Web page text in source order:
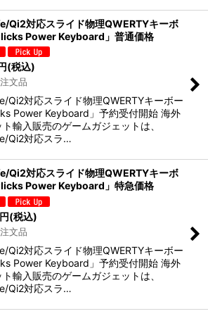
Qi2対応スライド物理QWERTYキーボ
Power Keyboard」普通価格
(税込)
文品
Qi2対応スライド物理QWERTYキーボー
Power Keyboard」予約受付開始 海外
輸入販売のゲームガジェットは、
Qi2対応スラ…
Qi2対応スライド物理QWERTYキーボ
Power Keyboard」特急価格
円(税込)
文品
Qi2対応スライド物理QWERTYキーボー
Power Keyboard」予約受付開始 海外
輸入販売のゲームガジェットは、
Qi2対応スラ…